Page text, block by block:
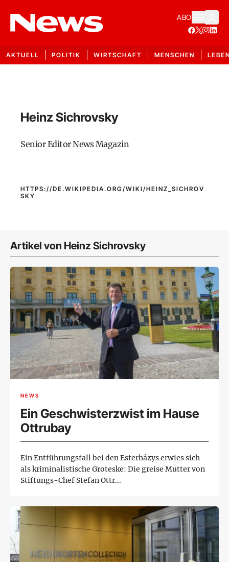
ABO
AKTUELL POLITIK WIRTSCHAFT MENSCHEN
Heinz Sichrovsky
Senior Editor News Magazin
HTTPS://DE.WIKIPEDIA.ORG/WIKI/HEINZ_SICHROV
SKY
Artikel von Heinz Sichrovsky
NEWS
Ein Geschwisterzwist im Hause
Ottrubay
Ein Entführungsfall bei den Esterházys erwies sich
als kriminalistische Groteske: Die greise Mutter von
Stiftungs-Chef Stefan Ottr...